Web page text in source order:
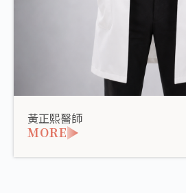
黃正熙醫師
MORE